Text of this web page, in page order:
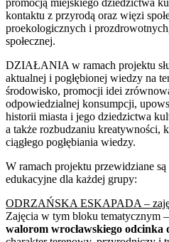
kontaktu z przyrodą oraz więzi
proekologicznych i
społecznej.
DZIAŁANIA w ramach projektu
aktualnej i pogłębionej wiedzy na
środowisko, promocji idei
odpowiedzialnej konsumpcji,
historii miasta i jego dziedzictwa
a także rozbudzaniu kreatywności,
ciągłego pogłębiania wiedzy.
W ramach projektu przewidziane
edukacyjne dla każdej grupy:
ODRZAŃSKA ESKAPADA –
Zajęcia w tym bloku tematycznym
walorom wrocławskiego